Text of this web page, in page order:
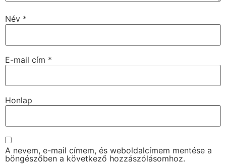
Név *
E-mail cím *
Honlap
A nevem, e-mail címem, és weboldalcímem mentése a
böngészőben a következő hozzászólásomhoz.